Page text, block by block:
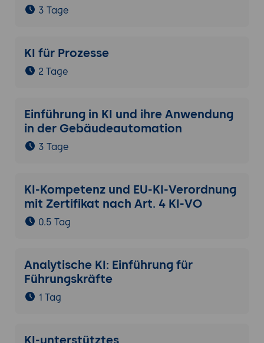
3 Tage
KI für Prozesse
2 Tage
Einführung in KI und ihre Anwendung
in der Gebäudeautomation
3 Tage
KI-Kompetenz und EU-KI-Verordnung
mit Zertifikat nach Art. 4 KI-VO
0.5 Tag
Analytische KI: Einführung für
Führungskräfte
1 Tag